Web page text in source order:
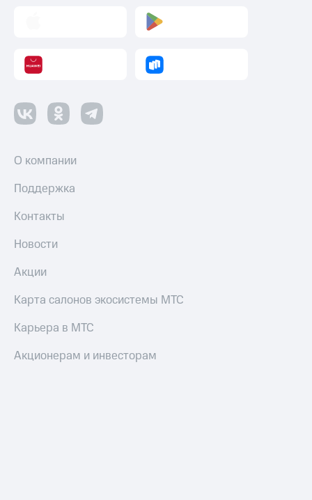
О компании
Поддержка
Контакты
Новости
Акции
Карта салонов экосистемы МТС
Карьера в МТС
Акционерам и инвесторам